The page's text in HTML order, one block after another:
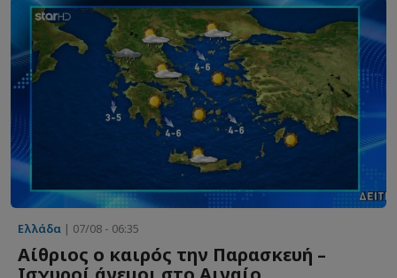
Ελλάδα | 07/08 - 06:35
Αίθριος ο καιρός την Παρασκευή –